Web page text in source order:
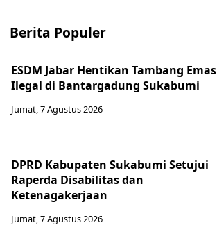
Berita Populer
ESDM Jabar Hentikan Tambang Emas
Ilegal di Bantargadung Sukabumi
Jumat, 7 Agustus 2026
DPRD Kabupaten Sukabumi Setujui
Raperda Disabilitas dan
Ketenagakerjaan
Jumat, 7 Agustus 2026